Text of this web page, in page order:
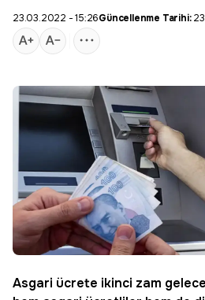
23.03.2022 - 15:26Güncellenme Tarihi:
Asgari ücrete ikinci zam